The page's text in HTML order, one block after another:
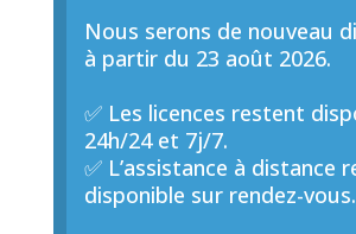
Nous serons de nouveau
à partir du 23 août 2026.
✅ Les licences restent
24h/24 et 7j/7.
✅ L’assistance à distance
disponible sur rendez-vous.